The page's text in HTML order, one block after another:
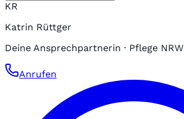
KR
Katrin Rüttger
Deine Ansprechpartnerin · Pflege NRW
Anrufen